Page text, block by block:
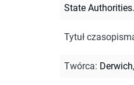
State
Tytuł
Twórca: